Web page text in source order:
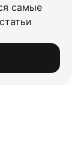
самые